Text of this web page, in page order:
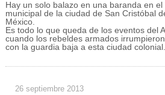
Hay un solo balazo en una baranda en
municipal de la ciudad de San Cristóbal
México.
Es todo lo que queda de los eventos del
cuando los rebeldes armados
con la guardia baja a esta ciudad colonial.
26 septiembre 2013